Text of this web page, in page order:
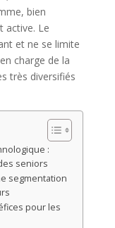
bien
active. Le
et ne se limite
charge de la
très diversifiés
:
seniors
segmentation
pour les